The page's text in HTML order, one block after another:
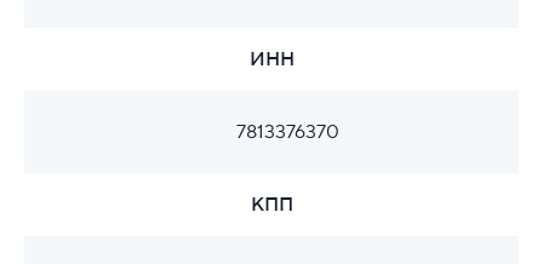
ИНН
7813376370
КПП